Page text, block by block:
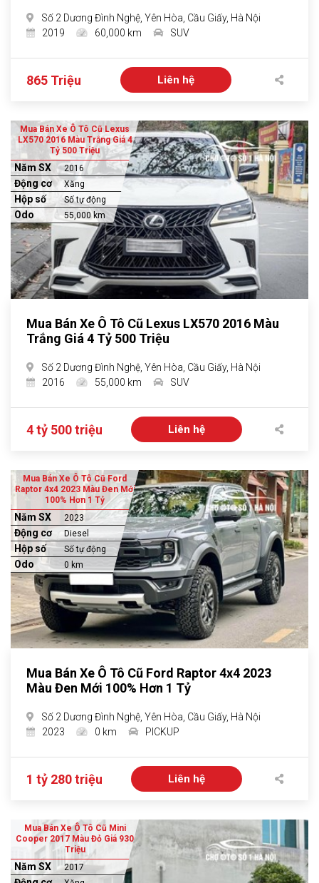
Số 2 Dương Đình Nghệ, Yên Hòa, Cầu Giấy, Hà Nội
2019
60,000 km SUV
865 Triệu Liên hệ
Mua Bán Xe Ô Tô Cũ Lexus
LX570 2016 Màu Trắng Giá 4
Tỷ 500 Triệu
Năm SX 2016
Động cơ Xăng
Hộp số Số tự động
Odo 55,000 km
Mua Bán Xe Ô Tô Cũ Lexus LX570 2016 Màu
Trắng Giá 4 Tỷ 500 Triệu
Số 2 Dương Đình Nghệ, Yên Hòa, Cầu Giấy, Hà Nội
2016
55,000 km SUV
4 tỷ 500 triệu Liên hệ
Mua Bán Xe Ô Tô Cũ Ford
Raptor 4x4 2023 Màu Đen Mới
100% Hơn 1 Tỷ
Năm SX 2023
Động cơ Diesel
Hộp số Số tự động
Odo 0 km
Mua Bán Xe Ô Tô Cũ Ford Raptor 4x4 2023
Màu Đen Mới 100% Hơn 1 Tỷ
Số 2 Dương Đình Nghệ, Yên Hòa, Cầu Giấy, Hà Nội
2023
0 km PICKUP
1 tỷ 280 triệu Liên hệ
Mua Bán Xe Ô Tô Cũ Mini
Cooper 2017 Màu Đỏ Giá 930
Triệu
Năm SX 2017